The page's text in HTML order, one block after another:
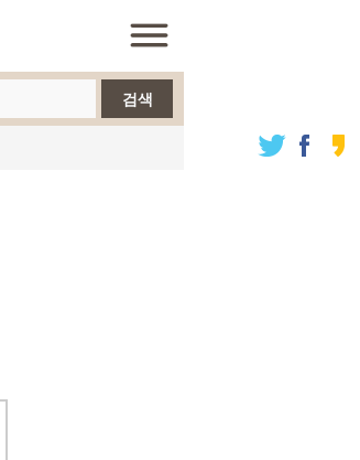
검색